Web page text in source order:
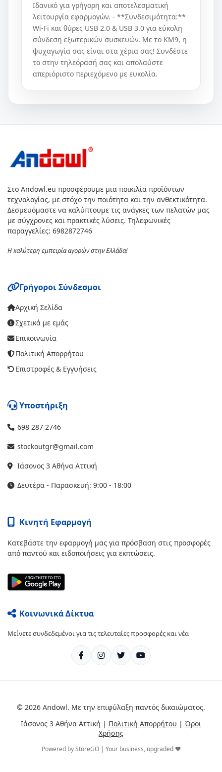
Ιδανικό για γρήγορη και αποτελεσματική
λειτουργία εφαρμογών. - **Συνδεσιμότητα:**
Wi-Fi και θύρες USB 2.0 & USB 3.0 για εύκολη
σύνδεση εξωτερικών συσκευών. Με το KM9, η
ψυχαγωγία σας είναι στα χέρια σας! Συνδέστε
το στην τηλεόρασή σας και απολαύστε
απεριόριστο περιεχόμενο με ευκολία.
Στο Andowl.eu προσφέρουμε μια ποικιλία προϊόντων
τεχνολογίας, με στόχο την ποιότητα και την ανθεκτικότητα.
Δεσμευόμαστε να καλύπτουμε τις ανάγκες των πελατών μας
με σύγχρονες και πρακτικές λύσεις. Τηλεφωνικές
παραγγελίες: 6982872746
Η καλύτερη εμπειρία αγορών στην Ελλάδα!
Γρήγοροι Σύνδεσμοι
Αρχική Σελίδα
Σχετικά με εμάς
Επικοινωνία
Πολιτική Απορρήτου
Επιστροφές & Εγγυήσεις
Υποστήριξη
698 287 2746
stockoutgr@gmail.com
Ιάσονος 3 Αθήνα Αττική
Δευτέρα - Παρασκευή: 9:00 - 18:00
Κινητή Εφαρμογή
Κατεβάστε την εφαρμογή μας για πρόσβαση στις προσφορές
από παντού και ειδοποιήσεις για εκπτώσεις.
Κοινωνικά Δίκτυα
Μείνετε συνδεδεμένοι για τις τελευταίες προσφορές και νέα
© 2026 Andowl. Με την επιφύλαξη παντός δικαιώματος.
Ιάσονος 3 Αθήνα Αττική | Πολιτική Απορρήτου | Όροι
Χρήσης
Powered by StoreGO | Your business, upgraded ❤️